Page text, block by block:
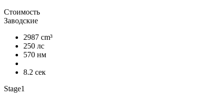
Стоимость
Заводские
2987 cm³
250 лс
570 нм
8.2 сек
Stage1